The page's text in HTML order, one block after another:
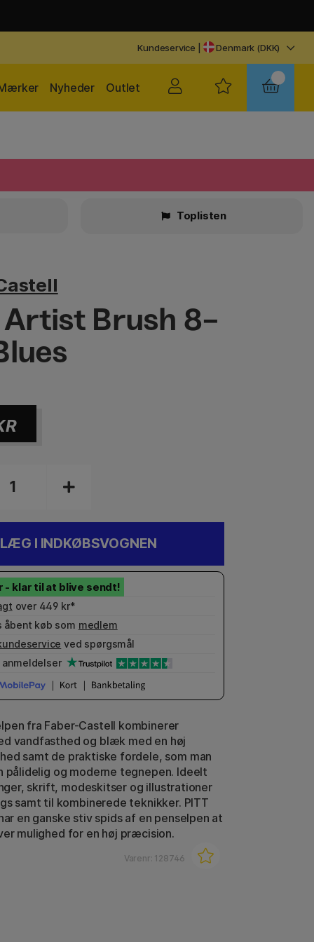
Kundeservice Denmark (DKK)
Outlet
Nyheder
Toplisten
Artist Brush 8-
LÆG I INDKØBSVOGNEN
over 449 kr*
åbent køb som medlem
ved spørgsmål
anmeldelser
fra Faber-Castell kombinerer
vandfasthed og blæk med en høj
samt de praktiske fordele, som man
pålidelig og moderne tegnepen. Ideelt
skrift, modeskitser og illustrationer
samt til kombinerede teknikker. PITT
en ganske stiv spids af en penselpen at
mulighed for en høj præcision.
Varenr: 128746